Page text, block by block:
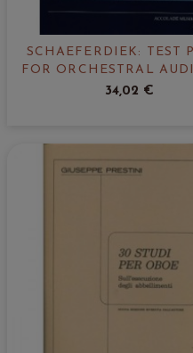
SCHAEFERDIEK: TEST
FOR ORCHESTRAL
IN THE MUSICAL
34,02 €